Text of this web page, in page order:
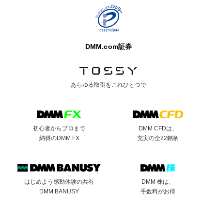
DMM.com証券
あらゆる取引をこれひとつで
初心者からプロまで
納得のDMM FX
DMM CFDは、
充実の全22銘柄
はじめよう感動体験の共有
DMM BANUSY
DMM 株は、
手数料がお得